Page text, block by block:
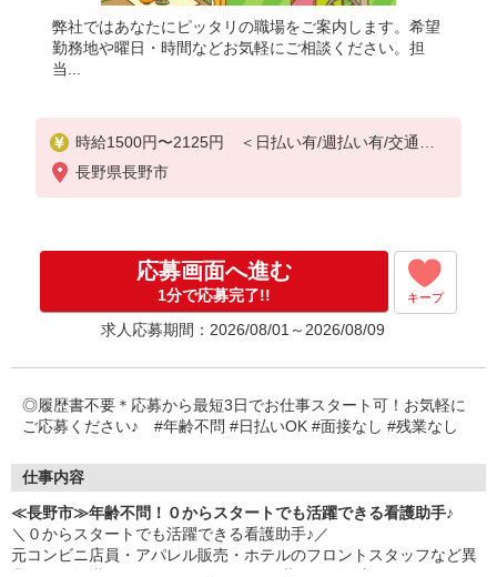
弊社ではあなたにピッタリの職場をご案内します。希望
勤務地や曜日・時間などお気軽にご相談ください。担
当...
時給1500円〜2125円 ＜日払い有/週払い有/交通費
全支給(ガソリン代含む)＞
長野県長野市
応募画面へ進む
1分で応募完了!! キープ
求人応募期間：2026/08/01～2026/08/09
◎履歴書不要＊応募から最短3日でお仕事スタート可！お気軽に
ご応募ください♪ #年齢不問 #日払いOK #面接なし #残業なし
仕事内容
≪長野市≫年齢不問！０からスタートでも活躍できる看護助手♪
＼０からスタートでも活躍できる看護助手♪／
元コンビニ店員・アパレル販売・ホテルのフロントスタッフなど異